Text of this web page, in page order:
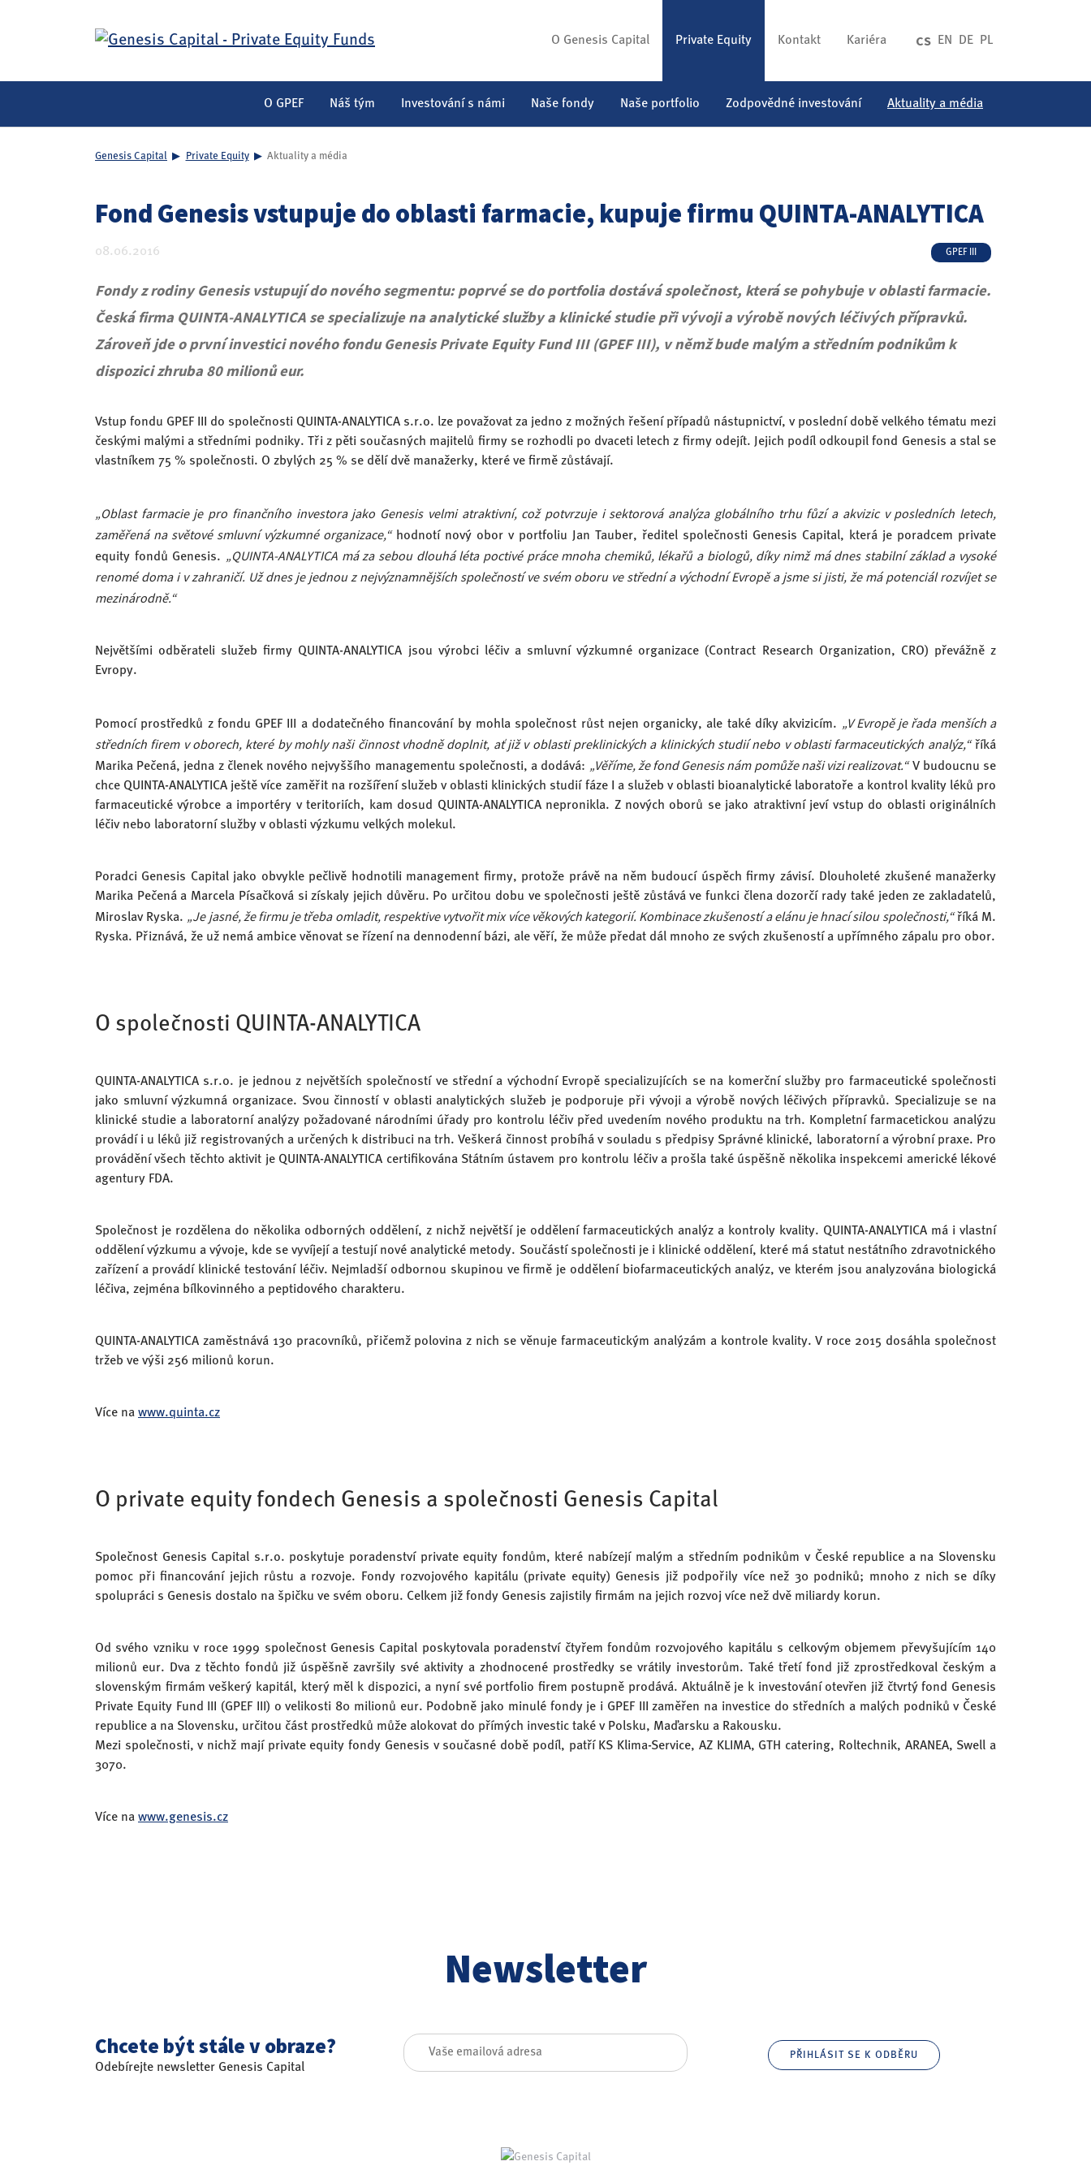
O Genesis Capital Private Equity Kontakt Kariéra CS EN DE PL
O GPEF Náš tým Investování s námi Naše fondy Naše portfolio Zodpovědné investování Aktuality a média
Genesis Capital ▶ Private Equity ▶ Aktuality a média
Fond Genesis vstupuje do oblasti farmacie, kupuje firmu QUINTA-ANALYTICA
08.06.2016 GPEF III
Fondy z rodiny Genesis vstupují do nového segmentu: poprvé se do portfolia dostává společnost, která se pohybuje v oblasti farmacie.
Česká firma QUINTA-ANALYTICA se specializuje na analytické služby a klinické studie při vývoji a výrobě nových léčivých přípravků.
Zároveň jde o první investici nového fondu Genesis Private Equity Fund III (GPEF III), v němž bude malým a středním podnikům k
dispozici zhruba 80 milionů eur.
Vstup fondu GPEF III do společnosti QUINTA-ANALYTICA s.r.o. lze považovat za jedno z možných řešení případů nástupnictví, v poslední době velkého tématu mezi
českými malými a středními podniky. Tři z pěti současných majitelů firmy se rozhodli po dvaceti letech z firmy odejít. Jejich podíl odkoupil fond Genesis a stal se
vlastníkem 75 % společnosti. O zbylých 25 % se dělí dvě manažerky, které ve firmě zůstávají.
„Oblast farmacie je pro finančního investora jako Genesis velmi atraktivní, což potvrzuje i sektorová analýza globálního trhu fůzí a akvizic v posledních letech,
zaměřená na světové smluvní výzkumné organizace,“hodnotí nový obor v portfoliu Jan Tauber, ředitel společnosti Genesis Capital, která je poradcem private
equity fondů Genesis. „QUINTA-ANALYTICA má za sebou dlouhá léta poctivé práce mnoha chemiků, lékařů a biologů, díky nimž má dnes stabilní základ a vysoké
renomé doma i v zahraničí. Už dnes je jednou z nejvýznamnějších společností ve svém oboru ve střední a východní Evropě a jsme si jisti, že má potenciál rozvíjet se
mezinárodně.“
Největšími odběrateli služeb firmy QUINTA-ANALYTICA jsou výrobci léčiv a smluvní výzkumné organizace (Contract Research Organization, CRO) převážně z
Evropy.
Pomocí prostředků z fondu GPEF III a dodatečného financování by mohla společnost růst nejen organicky, ale také díky akvizicím. „V Evropě je řada menších a
středních firem v oborech, které by mohly naši činnost vhodně doplnit, ať již v oblasti preklinických a klinických studií nebo v oblasti farmaceutických analýz,“říká
Marika Pečená, jedna z členek nového nejvyššího managementu společnosti, a dodává: „Věříme, že fond Genesis nám pomůže naši vizi realizovat.“V budoucnu se
chce QUINTA-ANALYTICA ještě více zaměřit na rozšíření služeb v oblasti klinických studií fáze I a služeb v oblasti bioanalytické laboratoře a kontrol kvality léků pro
farmaceutické výrobce a importéry v teritoriích, kam dosud QUINTA-ANALYTICA nepronikla. Z nových oborů se jako atraktivní jeví vstup do oblasti originálních
léčiv nebo laboratorní služby v oblasti výzkumu velkých molekul.
Poradci Genesis Capital jako obvykle pečlivě hodnotili management firmy, protože právě na něm budoucí úspěch firmy závisí. Dlouholeté zkušené manažerky
Marika Pečená a Marcela Písačková si získaly jejich důvěru. Po určitou dobu ve společnosti ještě zůstává ve funkci člena dozorčí rady také jeden ze zakladatelů,
Miroslav Ryska. „Je jasné, že firmu je třeba omladit, respektive vytvořit mix více věkových kategorií. Kombinace zkušeností a elánu je hnací silou společnosti,“říká M.
Ryska. Přiznává, že už nemá ambice věnovat se řízení na dennodenní bázi, ale věří, že může předat dál mnoho ze svých zkušeností a upřímného zápalu pro obor.
O společnosti QUINTA-ANALYTICA
QUINTA-ANALYTICA s.r.o. je jednou z největších společností ve střední a východní Evropě specializujících se na komerční služby pro farmaceutické společnosti
jako smluvní výzkumná organizace. Svou činností v oblasti analytických služeb je podporuje při vývoji a výrobě nových léčivých přípravků. Specializuje se na
klinické studie a laboratorní analýzy požadované národními úřady pro kontrolu léčiv před uvedením nového produktu na trh. Kompletní farmacetickou analýzu
provádí i u léků již registrovaných a určených k distribuci na trh. Veškerá činnost probíhá v souladu s předpisy Správné klinické, laboratorní a výrobní praxe. Pro
provádění všech těchto aktivit je QUINTA-ANALYTICA certifikována Státním ústavem pro kontrolu léčiv a prošla také úspěšně několika inspekcemi americké lékové
agentury FDA.
Společnost je rozdělena do několika odborných oddělení, z nichž největší je oddělení farmaceutických analýz a kontroly kvality. QUINTA-ANALYTICA má i vlastní
oddělení výzkumu a vývoje, kde se vyvíjejí a testují nové analytické metody. Součástí společnosti je i klinické oddělení, které má statut nestátního zdravotnického
zařízení a provádí klinické testování léčiv. Nejmladší odbornou skupinou ve firmě je oddělení biofarmaceutických analýz, ve kterém jsou analyzována biologická
léčiva, zejména bílkovinného a peptidového charakteru.
QUINTA-ANALYTICA zaměstnává 130 pracovníků, přičemž polovina z nich se věnuje farmaceutickým analýzám a kontrole kvality. V roce 2015 dosáhla společnost
tržeb ve výši 256 milionů korun.
Více na www.quinta.cz
O private equity fondech Genesis a společnosti Genesis Capital
Společnost Genesis Capital s.r.o. poskytuje poradenství private equity fondům, které nabízejí malým a středním podnikům v České republice a na Slovensku
pomoc při financování jejich růstu a rozvoje. Fondy rozvojového kapitálu (private equity) Genesis již podpořily více než 30 podniků; mnoho z nich se díky
spolupráci s Genesis dostalo na špičku ve svém oboru. Celkem již fondy Genesis zajistily firmám na jejich rozvoj více než dvě miliardy korun.
Od svého vzniku v roce 1999 společnost Genesis Capital poskytovala poradenství čtyřem fondům rozvojového kapitálu s celkovým objemem převyšujícím 140
milionů eur. Dva z těchto fondů již úspěšně završily své aktivity a zhodnocené prostředky se vrátily investorům. Také třetí fond již zprostředkoval českým a
slovenským firmám veškerý kapitál, který měl k dispozici, a nyní své portfolio firem postupně prodává. Aktuálně je k investování otevřen již čtvrtý fond Genesis
Private Equity Fund III (GPEF III) o velikosti 80 milionů eur. Podobně jako minulé fondy je i GPEF III zaměřen na investice do středních a malých podniků v České
republice a na Slovensku, určitou část prostředků může alokovat do přímých investic také v Polsku, Maďarsku a Rakousku.
Mezi společnosti, v nichž mají private equity fondy Genesis v současné době podíl, patří KS Klima-Service, AZ KLIMA, GTH catering, Roltechnik, ARANEA, Swell a
3070.
Více na www.genesis.cz
Newsletter
Chcete být stále v obraze?
Odebírejte newsletter Genesis Capital